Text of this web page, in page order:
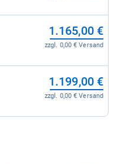
1.165,00 €
zzgl. 0,00 € Versand
1.199,00 €
zzgl. 0,00 € Versand